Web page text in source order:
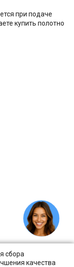
сбора
качества
при подаче
купить полотно